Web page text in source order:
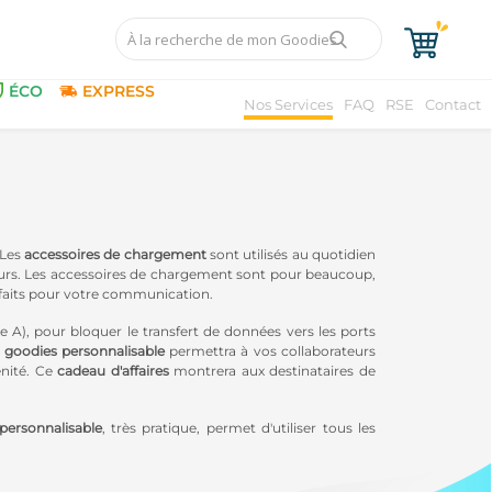
ÉCO EXPRESS
Nos Services FAQ RSE Contact
accessoires de chargementsont utilisés au quotidien
Les accessoires de chargement sont pour beaucoup,
pour votre communication.
A), pour bloquer le transfert de données vers les ports
goodies personnalisablepermettra à vos collaborateurs
Cecadeau d'affairesmontrera aux destinataires de
, très pratique, permet d'utiliser tous les